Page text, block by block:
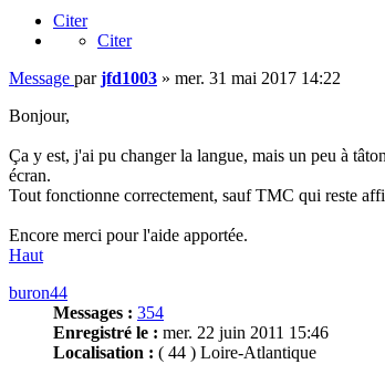
Citer
Citer
Message parjfd1003 » mer. 31 mai 2017 14:22
Bonjour,
Ça y est, j'ai pu changer la langue, mais un peu à
écran.
Tout fonctionne correctement, sauf TMC qui reste
Encore merci pour l'aide apportée.
Haut
buron44
Messages : 354
Enregistré le : mer. 22 juin 2011 15:46
Localisation : ( 44 ) Loire-Atlantique